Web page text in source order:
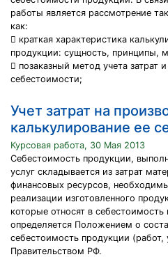
работы является рассмотрение
как:
 краткая характеристика
продукции: сущность, принципы,
 позаказный метод учета затрат
себестоимости;
Учет затрат на
калькулирование ее
Курсовая работа, 30 Мая 2013
Себестоимость продукции,
услуг складывается из затрат
финансовых ресурсов,
реализации изготовленного
которые относят в
определяется Положением о
себестоимость продукции
Правительством РФ.